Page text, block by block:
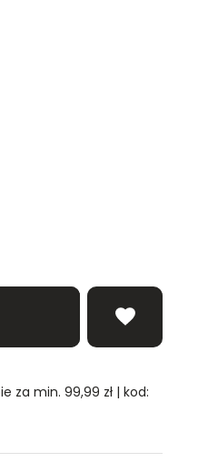
za min. 99,99 zł | kod: